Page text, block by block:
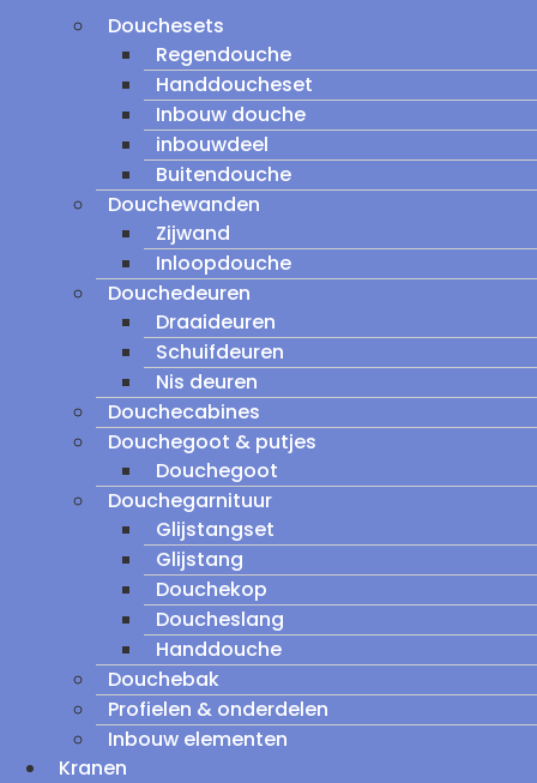
Douchesets
Regendouche
Handdoucheset
Inbouw douche
inbouwdeel
Buitendouche
Douchewanden
Zijwand
Inloopdouche
Douchedeuren
Draaideuren
Schuifdeuren
Nis deuren
Douchecabines
Douchegoot & putjes
Douchegoot
Douchegarnituur
Glijstangset
Glijstang
Douchekop
Doucheslang
Handdouche
Douchebak
Profielen & onderdelen
Inbouw elementen
Kranen